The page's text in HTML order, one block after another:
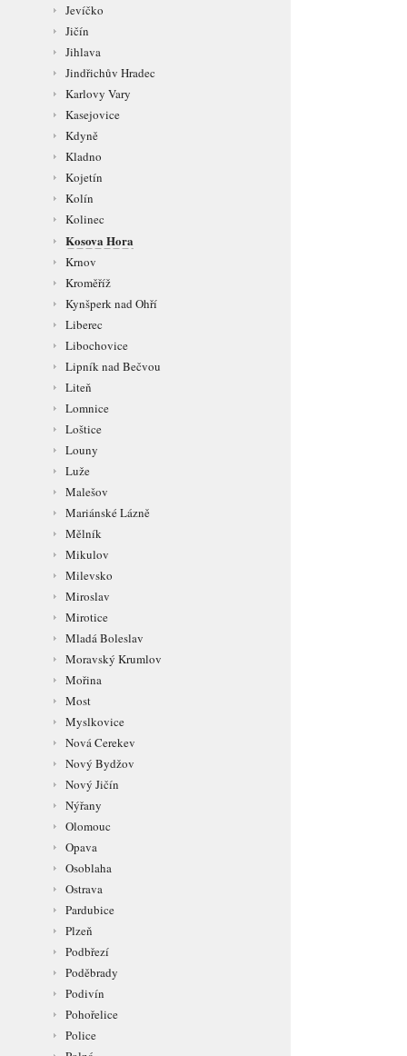
Jevíčko
Jičín
Jihlava
Jindřichův Hradec
Karlovy Vary
Kasejovice
Kdyně
Kladno
Kojetín
Kolín
Kolinec
Kosova Hora
Krnov
Kroměříž
Kynšperk nad Ohří
Liberec
Libochovice
Lipník nad Bečvou
Liteň
Lomnice
Loštice
Louny
Luže
Malešov
Mariánské Lázně
Mělník
Mikulov
Milevsko
Miroslav
Mirotice
Mladá Boleslav
Moravský Krumlov
Mořina
Most
Myslkovice
Nová Cerekev
Nový Bydžov
Nový Jičín
Nýřany
Olomouc
Opava
Osoblaha
Ostrava
Pardubice
Plzeň
Podbřezí
Poděbrady
Podivín
Pohořelice
Police